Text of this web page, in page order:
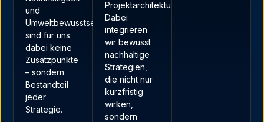
und
Umweltbewusstsein
sind für uns
dabei keine
Zusatzpunkte
– sondern
Bestandteil
jeder
Strategie.
Projektarchitektur.
Dabei
integrieren
wir bewusst
nachhaltige
Strategien,
die nicht nur
kurzfristig
wirken,
sondern